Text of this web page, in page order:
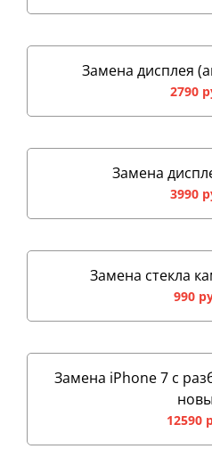
Замена дисплея
2790
Замена
3990
Замена стекла
990
Замена iPhone 7 с
12590